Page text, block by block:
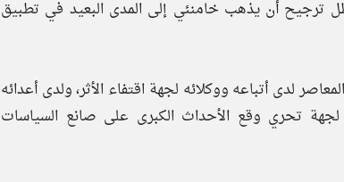
ترجيح أن يذهب خامنئي إلى المدى البعيد في تطبيق
لدى أتباعه ووكلائه لجهة اقتفاء الأثر، ولدى أعدائه
لجهة تحري وقع الأحداث الكبرى على صانع السياسات